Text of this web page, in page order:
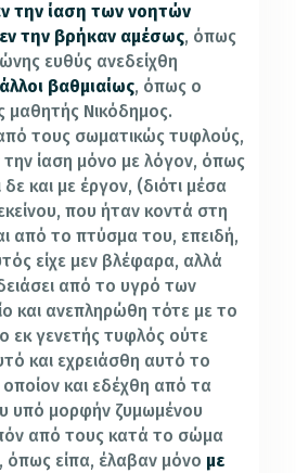
την ίαση των νοητών
την βρήκαν αμέσως, όπως
ευθύς ανεδείχθη
βαθμιαίως, όπως ο
μαθητής Νικόδημος.
τους σωματικώς τυφλούς,
την ίαση μόνο με λόγον, όπως
και με έργον, (διότι μέσα
που ήταν κοντά στη
από το πτύσμα του, επειδή,
είχε μεν βλέφαρα, αλλά
από το υγρό των
και ανεπληρώθη τότε με το
εκ γενετής τυφλός ούτε
και εχρειάσθη αυτό το
και εδέχθη από τα
υπό μορφήν ζυμωμένου
από τους κατά το σώμα
όπως είπα, έλαβαν μόνο με